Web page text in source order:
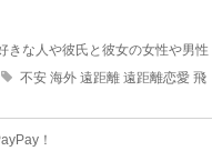
に..
きな人や彼氏と彼女の女性や男性
不安 海外 遠距離 遠距離恋愛 飛
！